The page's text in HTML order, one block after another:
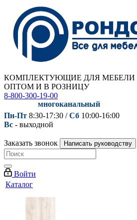
КОМПЛЕКТУЮЩИЕ ДЛЯ МЕБЕЛИ
ОПТОМ И В РОЗНИЦУ
8-800-300-19-00
многоканальный
Пн-Пт 8:30-17:30 /Сб 10:00-16:00
Вс - выходной
Заказать звонок Написать руководству
Войти
Каталог